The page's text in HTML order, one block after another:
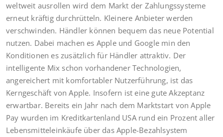
weltweit ausrollen wird dem Markt der Zahlungssysteme
erneut kräftig durchrütteln. Kleinere Anbieter werden
verschwinden. Händler können bequem das neue Potential
nutzen. Dabei machen es Apple und Google min den
Konditionen es zusätzlich für Händler attraktiv. Der
intelligente Mix schon vorhandener Technologien,
angereichert mit komfortabler Nutzerführung, ist das
Kerngeschäft von Apple. Insofern ist eine gute Akzeptanz
erwartbar. Bereits ein Jahr nach dem Marktstart von Apple
Pay wurden im Kreditkartenland USA rund ein Prozent aller
Lebensmitteleinkäufe über das Apple-Bezahlsystem